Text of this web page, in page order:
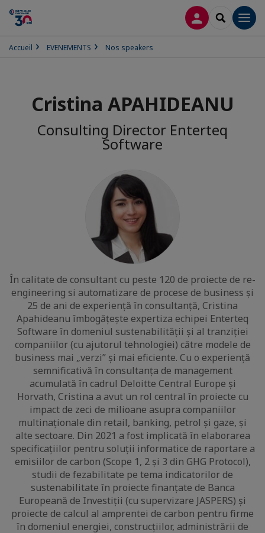
CONNEXION
Accueil EVENEMENTS Nos speakers
Cristina APAHIDEANU
Consulting Director Enterteq
Software
În calitate de consultant cu peste 120 de proiecte de re-
engineering si automatizare de procese de business și
25 de ani de experiență în consultanță, Cristina
Apahideanu îmbogățește expertiza echipei Enterteq
Software în domeniul sustenabilității și al tranziției
companiilor (cu ajutorul tehnologiei) către modele de
business mai „verzi” și mai eficiente. Cu o experiență
semnificativă în consultanța de management
acumulată în cadrul Deloitte Central Europe și
Horvath, Cristina a avut un rol central în proiecte cu
impact de zeci de milioane asupra companiilor
multinaționale din retail, banking, petrol și gaze, și
alte sectoare. Din 2021 a fost implicată în elaborarea
specificațiilor pentru soluții informatice de raportare a
emisiilor de carbon (Scope 1, 2 și 3 din GHG Protocol),
studii de fezabilitate pe tema indicatorilor de
sustenabilitate în proiecte finanțate de Banca
Europeană de Investiții (cu supervizare JASPERS) și
proiecte de calcul al amprentei de carbon pentru firme
în domeniul energiei, construcțiilor, administrării de